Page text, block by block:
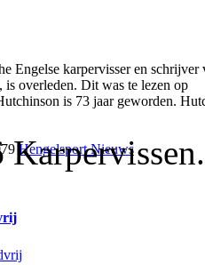
Engelse karpervisser en schrijver
is overleden. Dit was te lezen op
is 73 jaar geworden.
Hengelsport Nieuws